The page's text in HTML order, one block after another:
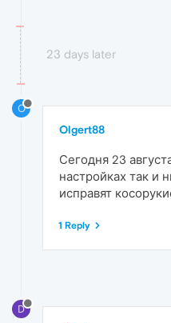
23 days later
O
Olgert88
Сегодня 23
настройках так и
исправят
1 Reply
D